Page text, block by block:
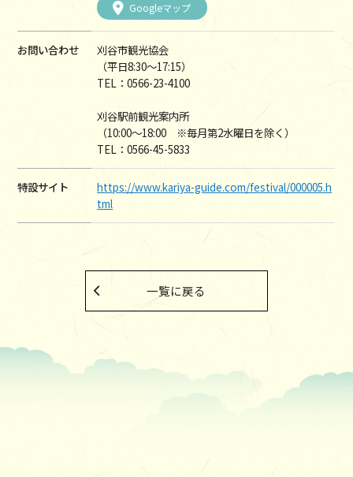
Googleマップ
お問い合わせ
刈谷市観光協会
（平日8:30～17:15）
TEL：0566-23-4100
刈谷駅前観光案内所
（10:00～18:00 ※毎月第2水曜日を除く）
TEL：0566-45-5833
特設サイト
https://www.kariya-guide.com/festival/000005.h
tml
一覧に戻る